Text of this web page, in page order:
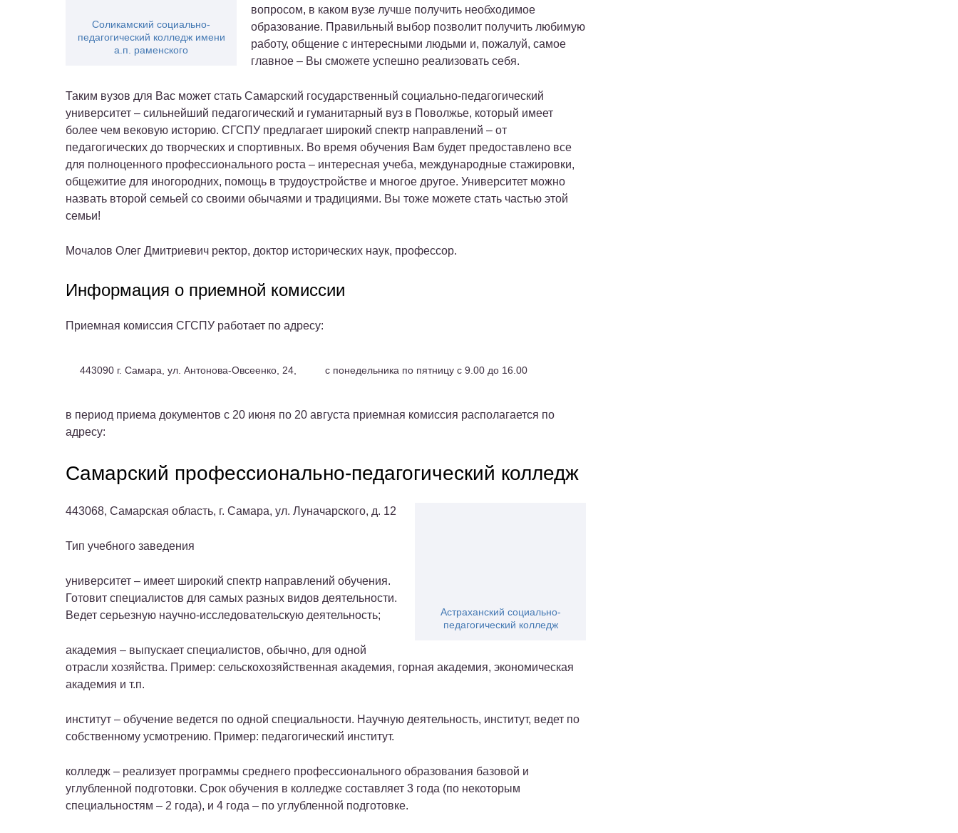
Соликамский социально-
педагогический колледж имени
а.п. раменского
вопросом, в каком вузе лучше получить необходимое
образование. Правильный выбор позволит получить любимую
работу, общение с интересными людьми и, пожалуй, самое
главное – Вы сможете успешно реализовать себя.
Таким вузов для Вас может стать Самарский государственный социально-педагогический
университет – сильнейший педагогический и гуманитарный вуз в Поволжье, который имеет
более чем вековую историю. СГСПУ предлагает широкий спектр направлений – от
педагогических до творческих и спортивных. Во время обучения Вам будет предоставлено все
для полноценного профессионального роста – интересная учеба, международные стажировки,
общежитие для иногородних, помощь в трудоустройстве и многое другое. Университет можно
назвать второй семьей со своими обычаями и традициями. Вы тоже можете стать частью этой
семьи!
Мочалов Олег Дмитриевич ректор, доктор исторических наук, профессор.
Информация о приемной комиссии
Приемная комиссия СГСПУ работает по адресу:
443090 г. Самара, ул. Антонова-Овсеенко, 24, с понедельника по пятницу с 9.00 до 16.00
в период приема документов с 20 июня по 20 августа приемная комиссия располагается по
адресу:
Самарский профессионально-педагогический колледж
Астраханский социально-
педагогический колледж
443068, Самарская область, г. Самара, ул. Луначарского, д. 12
Тип учебного заведения
университет – имеет широкий спектр направлений обучения.
Готовит специалистов для самых разных видов деятельности.
Ведет серьезную научно-исследовательскую деятельность;
академия – выпускает специалистов, обычно, для одной
отрасли хозяйства. Пример: сельскохозяйственная академия, горная академия, экономическая
академия и т.п.
институт – обучение ведется по одной специальности. Научную деятельность, институт, ведет по
собственному усмотрению. Пример: педагогический институт.
колледж – реализует программы среднего профессионального образования базовой и
углубленной подготовки. Срок обучения в колледже составляет 3 года (по некоторым
специальностям – 2 года), и 4 года – по углубленной подготовке.